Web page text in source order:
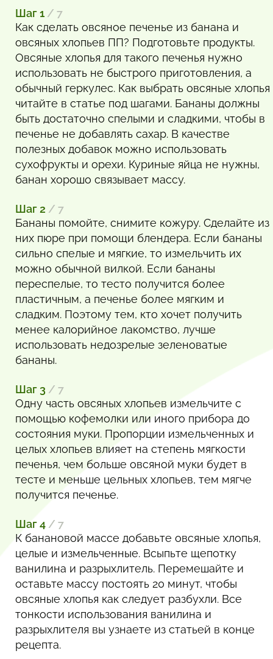
Шаг 1 / 7
Как сделать овсяное печенье из банана и
овсяных хлопьев ПП? Подготовьте продукты.
Овсяные хлопья для такого печенья нужно
использовать не быстрого приготовления, а
обычный геркулес. Как выбрать овсяные хлопья
читайте в статье под шагами. Бананы должны
быть достаточно спелыми и сладкими, чтобы в
печенье не добавлять сахар. В качестве
полезных добавок можно использовать
сухофрукты и орехи. Куриные яйца не нужны,
банан хорошо связывает массу.
Шаг 2 / 7
Бананы помойте, снимите кожуру. Сделайте из
них пюре при помощи блендера. Если бананы
сильно спелые и мягкие, то измельчить их
можно обычной вилкой. Если бананы
переспелые, то тесто получится более
пластичным, а печенье более мягким и
сладким. Поэтому тем, кто хочет получить
менее калорийное лакомство, лучше
использовать недозрелые зеленоватые
бананы.
Шаг 3 / 7
Одну часть овсяных хлопьев измельчите с
помощью кофемолки или иного прибора до
состояния муки. Пропорции измельченных и
целых хлопьев влияет на степень мягкости
печенья, чем больше овсяной муки будет в
тесте и меньше цельных хлопьев, тем мягче
получится печенье.
Шаг 4 / 7
К банановой массе добавьте овсяные хлопья,
целые и измельченные. Всыпьте щепотку
ванилина и разрыхлитель. Перемешайте и
оставьте массу постоять 20 минут, чтобы
овсяные хлопья как следует разбухли. Все
тонкости использования ванилина и
разрыхлителя вы узнаете из статьей в конце
рецепта.